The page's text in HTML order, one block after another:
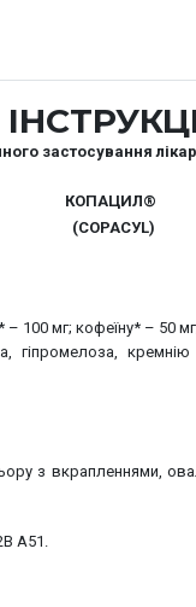
застосування
КОПАЦИЛ®
(СОРАСУL)
– 100 мг; кофеїну* – 50
гіпромелоза,
з вкрапленнями,
А51.